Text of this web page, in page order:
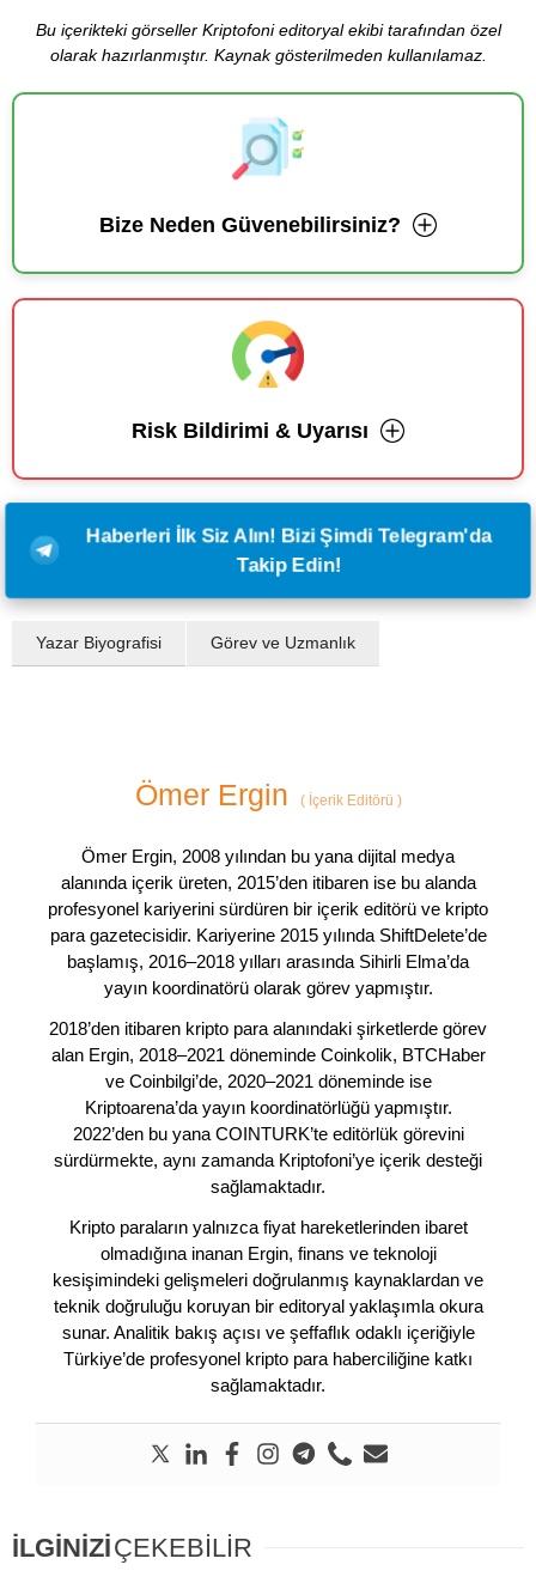
Bu içerikteki görseller Kriptofoni editoryal ekibi tarafından özel
olarak hazırlanmıştır. Kaynak gösterilmeden kullanılamaz.
Bize Neden Güvenebilirsiniz?
Risk Bildirimi & Uyarısı
Haberleri İlk Siz Alın! Bizi Şimdi Telegram'da
Takip Edin!
Yazar Biyografisi Görev ve Uzmanlık
Ömer Ergin (İçerik Editörü )
Ömer Ergin, 2008 yılından bu yana dijital medya
alanında içerik üreten, 2015’den itibaren ise bu alanda
profesyonel kariyerini sürdüren bir içerik editörü ve kripto
para gazetecisidir. Kariyerine 2015 yılında ShiftDelete’de
başlamış, 2016–2018 yılları arasında Sihirli Elma’da
yayın koordinatörü olarak görev yapmıştır.
2018’den itibaren kripto para alanındaki şirketlerde görev
alan Ergin, 2018–2021 döneminde Coinkolik, BTCHaber
ve Coinbilgi’de, 2020–2021 döneminde ise
Kriptoarena’da yayın koordinatörlüğü yapmıştır.
2022’den bu yana COINTURK’te editörlük görevini
sürdürmekte, aynı zamanda Kriptofoni’ye içerik desteği
sağlamaktadır.
Kripto paraların yalnızca fiyat hareketlerinden ibaret
olmadığına inanan Ergin, finans ve teknoloji
kesişimindeki gelişmeleri doğrulanmış kaynaklardan ve
teknik doğruluğu koruyan bir editoryal yaklaşımla okura
sunar. Analitik bakış açısı ve şeffaflık odaklı içeriğiyle
Türkiye’de profesyonel kripto para haberciliğine katkı
sağlamaktadır.
İLGİNİZİÇEKEBİLİR